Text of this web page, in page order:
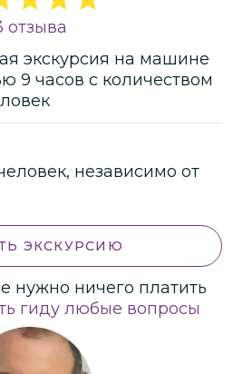
отзыва
экскурсия на машине
9 часов с количеством
независимо от
ЭКСКУРСИЮ
нужно ничего платить
гиду любые вопросы